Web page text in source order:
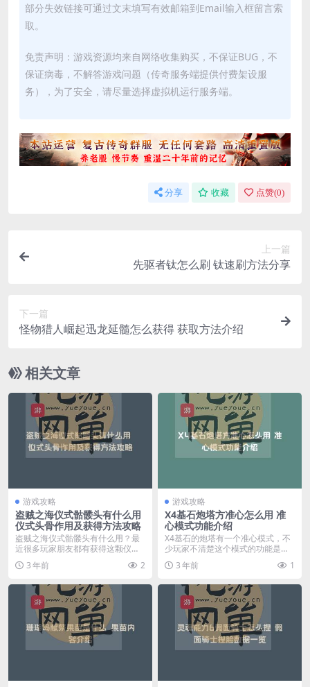
部分失效链接可通过文末填写有效邮箱到Email输入框留言索
取。
免责声明：游戏资源均来自网络收集购买，不保证BUG，不
保证病毒，不解答游戏问题（传奇服务端提供付费架设服
务），为了安全，请尽量选择虚拟机运行服务端。
分享 收藏 点赞(0)
上一篇
先驱者钛怎么刷 钛速刷方法分享
下一篇
怪物猎人崛起迅龙延髓怎么获得 获取方法介绍
相关文章
游戏攻略
盗贼之海仪式骷髅头有什么用
仪式头骨作用及获得方法攻略
盗贼之海仪式骷髅头有什么用？最
近很多玩家朋友都有获得这颗仪式
骷髅头，但是却不知道...
3 年前 2
游戏攻略
X4基石炮塔方准心怎么用 准
心模式功能介绍
X4基石的炮塔有一个准心模式，不
少玩家不清楚这个模式的功能是什
么，下面我们就为大...
3 年前 1